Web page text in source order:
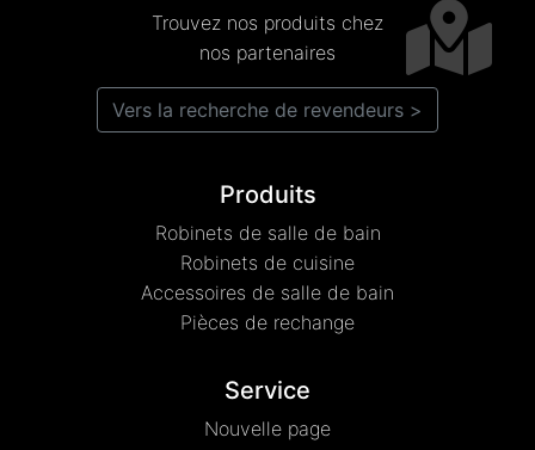
Produits
Robinets de salle de bain
Robinets de cuisine
Accessoires de salle de bain
Pièces de rechange
Service
Nouvelle page
Trouvez nos produits chez
nos partenaires
Vers la recherche de revendeurs >